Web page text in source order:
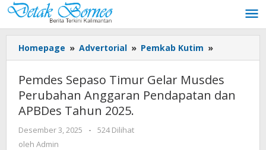
Lewati
konten
Homepage » Advertorial » Pemkab Kutim »
Sepaso
Gelar
Musdes
Pemdes Sepaso Timur Gelar Musdes
Perubahan Anggaran Pendapatan dan
APBDes Tahun 2025.
Desember 3, 2025
oleh
-
524 Dilihat
oleh Admin